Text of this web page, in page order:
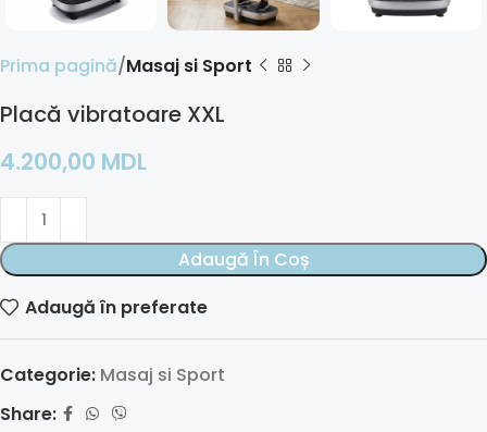
Prima pagină Masaj si Sport
Placă vibratoare XXL
4.200,00 MDL
Adaugă În Coș
Adaugă în preferate
Categorie: Masaj si Sport
Share: